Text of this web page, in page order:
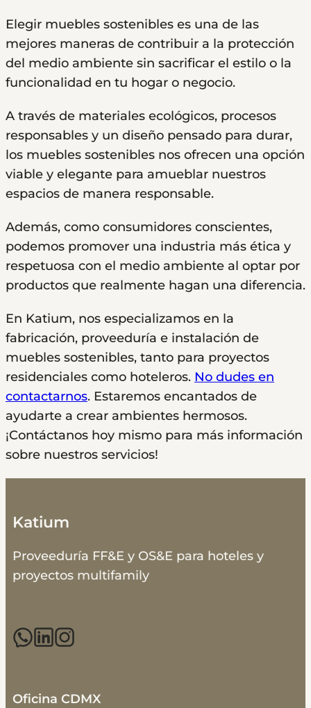
Elegir muebles sostenibles es una de las
mejores maneras de contribuir a la protección
del medio ambiente sin sacrificar el estilo o la
funcionalidad en tu hogar o negocio.
A través de materiales ecológicos, procesos
responsables y un diseño pensado para durar,
los muebles sostenibles nos ofrecen una opción
viable y elegante para amueblar nuestros
espacios de manera responsable.
Además, como consumidores conscientes,
podemos promover una industria más ética y
respetuosa con el medio ambiente al optar por
productos que realmente hagan una diferencia.
En Katium, nos especializamos en la
fabricación, proveeduría e instalación de
muebles sostenibles, tanto para proyectos
residenciales como hoteleros. No dudes en
contactarnos. Estaremos encantados de
ayudarte a crear ambientes hermosos.
¡Contáctanos hoy mismo para más información
sobre nuestros servicios!
Katium
Proveeduría FF&E y OS&E para hoteles y
proyectos multifamily
Oficina CDMX